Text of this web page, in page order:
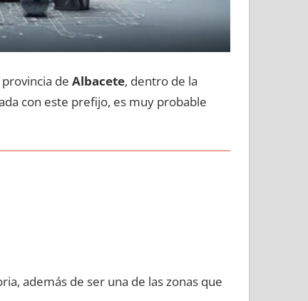
dе Albacete, dentro dе la
сοn еstе prefijo, es muy probable
además dе ser una dе las zonas quе